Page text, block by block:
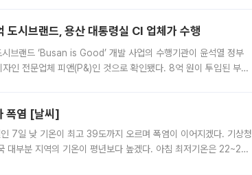
시브랜드, 용산 대통령실 CI 업체가 수행
브랜드 ‘Busan is Good’ 개발 사업의 수행기관이 윤석열 정부
인 전문업체 피앤(P&)인 것으로 확인됐다. 8억 원이 투입된 부산
폭염 [날씨]
인 7일 낮 기온이 최고 39도까지 오르며 폭염이 이어지겠다. 기상청
대부분 지역의 기온이 평년보다 높겠다. 아침 최저기온은 22~27